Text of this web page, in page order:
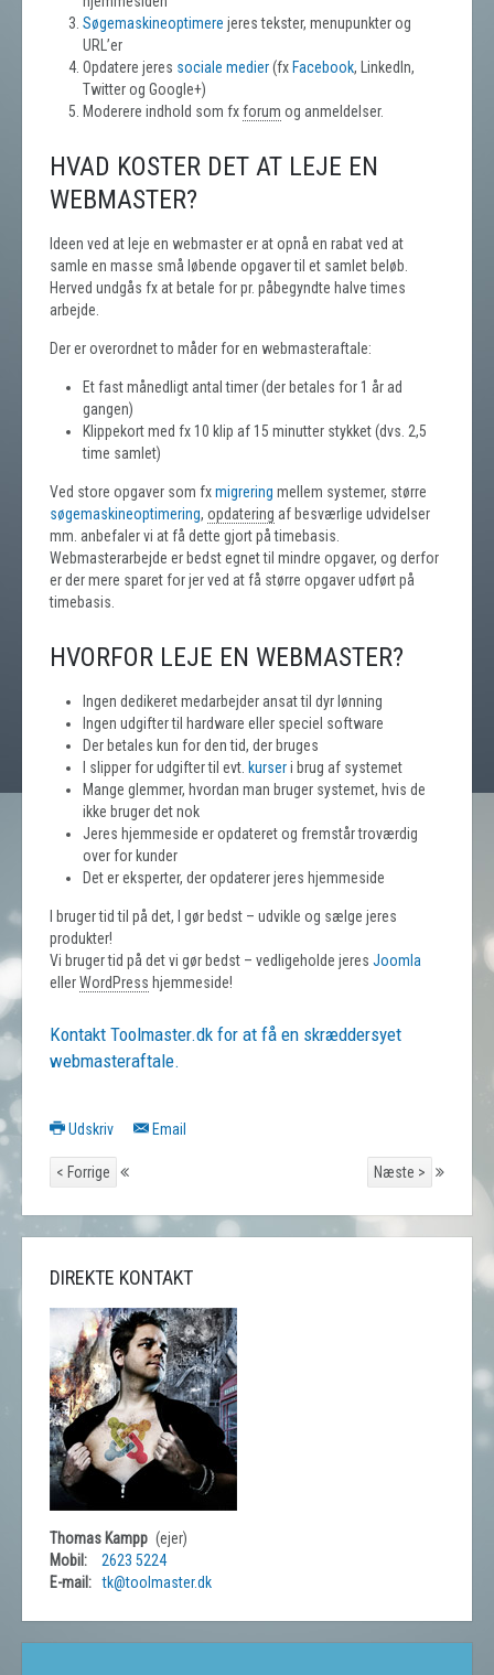
Søgemaskineoptimere jeres tekster, menupunkter og
URL’er
Opdatere jeres sociale medier(fx Facebook, LinkedIn,
Twitter og Google+)
Moderere indhold som fxforum og anmeldelser.
HVAD KOSTER DET AT LEJE EN
WEBMASTER?
Ideen ved at leje en webmaster er at opnå en rabat ved at
samle en masse små løbende opgaver til et samlet beløb.
Herved undgås fx at betale for pr. påbegyndte halve times
arbejde.
Der er overordnet to måder for en webmasteraftale:
Et fast månedligt antal timer (der betales for 1 år ad
gangen)
Klippekort med fx 10 klip af 15 minutter stykket (dvs. 2,5
time samlet)
Ved store opgaver som fxmigrering mellem systemer, større
søgemaskineoptimering, opdatering af besværlige udvidelser
mm. anbefaler vi at få dette gjort på timebasis.
Webmasterarbejde er bedst egnet til mindre opgaver, og derfor
er der mere sparet for jer ved at få større opgaver udført på
timebasis.
HVORFOR LEJE EN WEBMASTER?
Ingen dedikeret medarbejder ansat til dyr lønning
Ingen udgifter til hardware eller speciel software
Der betales kun for den tid, der bruges
I slipper for udgifter til evt. kurseri brug af systemet
Mange glemmer, hvordan man bruger systemet, hvis de
ikke bruger det nok
Jeres hjemmeside er opdateret og fremstår troværdig
over for kunder
Det er eksperter, der opdaterer jeres hjemmeside
I bruger tid til på det, I gør bedst – udvikle og sælge jeres
produkter!
Vi bruger tid på det vi gør bedst – vedligeholde jeres Joomla
ellerWordPress hjemmeside!
Kontakt Toolmaster.dk for at få en skræddersyet
webmasteraftale.
Udskriv Email
< Forrige Næste >
DIREKTE KONTAKT
Thomas Kampp (ejer)
Mobil:
2623 5224
E-mail:
tk@toolmaster.dk